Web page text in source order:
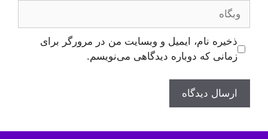
وبگاه
ذخیره نام، ایمیل و وبسایت من در مرورگر برای
زمانی که دوباره دیدگاهی می‌نویسم.